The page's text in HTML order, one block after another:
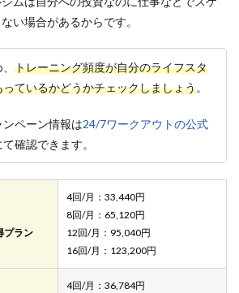
い場合があるからです。
トレーニング頻度が自分のライフスタ
っているかどうかチェックしましょう。
ンペーン情報は24/7ワークアウトの公式
て確認できます。
プラン
4回/月：33,440円
8回/月：65,120円
12回/月：95,040円
16回/月：123,200円
4回/月：36,784円